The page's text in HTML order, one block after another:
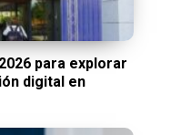
para explorar
digital en